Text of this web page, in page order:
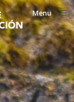
Menu
Close